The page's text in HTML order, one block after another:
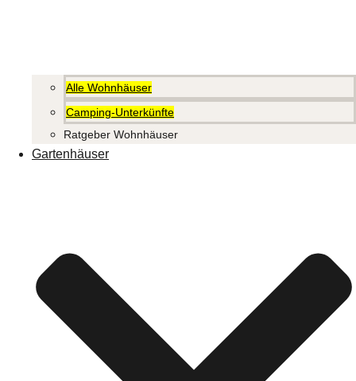
Alle Wohnhäuser
Camping-Unterkünfte
Ratgeber Wohnhäuser
Gartenhäuser